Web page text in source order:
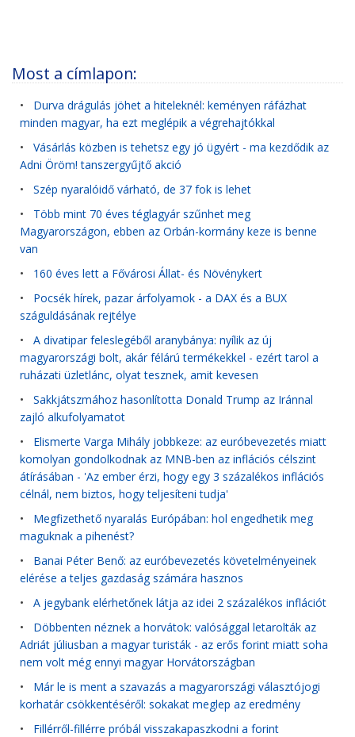
Most a címlapon:
• Durva drágulás jöhet a hiteleknél: keményen ráfázhat
minden magyar, ha ezt meglépik a végrehajtókkal
• Vásárlás közben is tehetsz egy jó ügyért - ma kezdődik az
Adni Öröm! tanszergyűjtő akció
• Szép nyaralóidő várható, de 37 fok is lehet
• Több mint 70 éves téglagyár szűnhet meg
Magyarországon, ebben az Orbán-kormány keze is benne
van
• 160 éves lett a Fővárosi Állat- és Növénykert
• Pocsék hírek, pazar árfolyamok - a DAX és a BUX
száguldásának rejtélye
• A divatipar feleslegéből aranybánya: nyílik az új
magyarországi bolt, akár félárú termékekkel - ezért tarol a
ruházati üzletlánc, olyat tesznek, amit kevesen
• Sakkjátszmához hasonlította Donald Trump az Iránnal
zajló alkufolyamatot
• Elismerte Varga Mihály jobbkeze: az euróbevezetés miatt
komolyan gondolkodnak az MNB-ben az inflációs célszint
átírásában - 'Az ember érzi, hogy egy 3 százalékos inflációs
célnál, nem biztos, hogy teljesíteni tudja'
• Megfizethető nyaralás Európában: hol engedhetik meg
maguknak a pihenést?
• Banai Péter Benő: az euróbevezetés követelményeinek
elérése a teljes gazdaság számára hasznos
• A jegybank elérhetőnek látja az idei 2 százalékos inflációt
• Döbbenten néznek a horvátok: valósággal letarolták az
Adriát júliusban a magyar turisták - az erős forint miatt soha
nem volt még ennyi magyar Horvátországban
• Már le is ment a szavazás a magyarországi választójogi
korhatár csökkentéséről: sokakat meglep az eredmény
• Fillérről-fillérre próbál visszakapaszkodni a forint